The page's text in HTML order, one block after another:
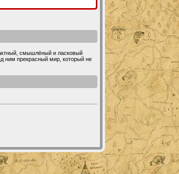
смышлёный и ласковый
ним прекрасный мир, который не